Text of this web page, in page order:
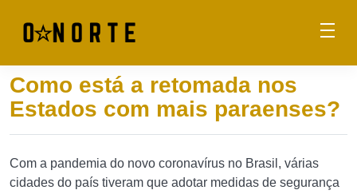
Como está a retomada nos
Estados com mais paraenses?
Com a pandemia do novo coronavírus no Brasil, várias
cidades do país tiveram que adotar medidas de segurança